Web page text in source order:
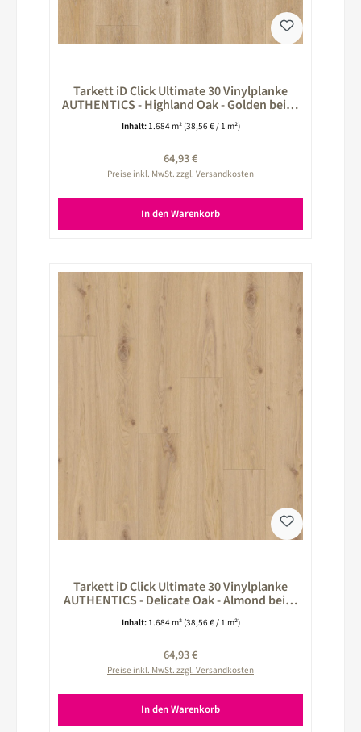
Tarkett iD Click Ultimate 30 Vinylplanke
AUTHENTICS - Highland Oak - Golden beige
260026022
Inhalt: 1.684 m² (38,56 € / 1 m²)
Regulärer Preis:
64,93 €
Preise inkl. MwSt. zzgl. Versandkosten
In den Warenkorb
Tarkett iD Click Ultimate 30 Vinylplanke
AUTHENTICS - Delicate Oak - Almond beige
260026011
Inhalt: 1.684 m² (38,56 € / 1 m²)
Regulärer Preis:
64,93 €
Preise inkl. MwSt. zzgl. Versandkosten
In den Warenkorb